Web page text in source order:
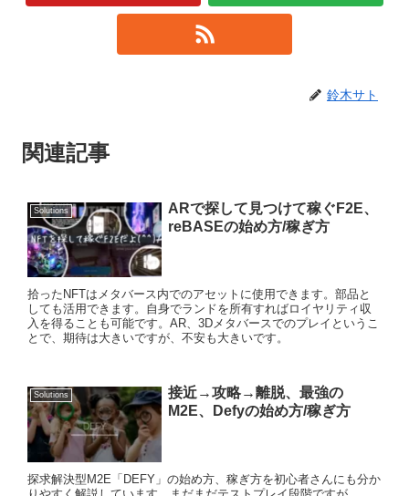
鈴木サト
関連記事
Solutions
ARで探して見つけて稼ぐF2E、
reBASEの始め方/稼ぎ方
拾ったNFTはメタバース内でのアセットに使用できます。部品と
しても活用できます。自身でランドを所有すればロイヤリティ収
入を得ることも可能です。AR、3Dメタバースでのプレイというこ
とで、期待は大きいですが、不安も大きいです。
Solutions
接近→攻略→離脱、最強の
M2E、Defyの始め方/稼ぎ方
探求解決型M2E「DEFY」の始め方、稼ぎ方を初心者さんにも分か